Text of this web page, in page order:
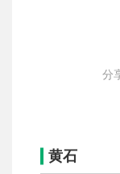
分
黄石